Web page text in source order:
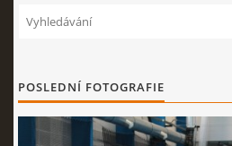
FOTOALBUM
POSLEDNÍ FOTOGRAFIE